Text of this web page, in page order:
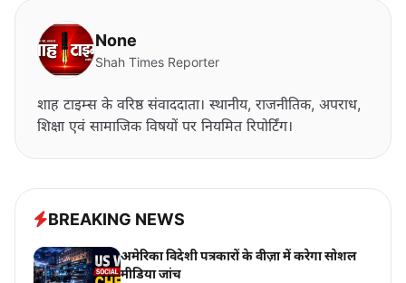
None
Shah Times Reporter
शाह टाइम्स के वरिष्ठ संवाददाता। स्थानीय, राजनीतिक, अपराध,
शिक्षा एवं सामाजिक विषयों पर नियमित रिपोर्टिंग।
BREAKING NEWS
अमेरिका विदेशी पत्रकारों के वीज़ा में करेगा सोशल
मीडिया जांच